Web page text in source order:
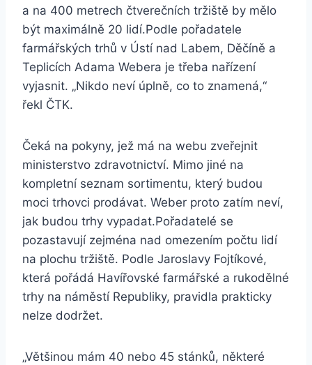
a na 400 metrech čtverečních tržiště by mělo
být maximálně 20 lidí.Podle pořadatele
farmářských trhů v Ústí nad Labem, Děčíně a
Teplicích Adama Webera je třeba nařízení
vyjasnit. „Nikdo neví úplně, co to znamená,“
řekl ČTK.
Čeká na pokyny, jež má na webu zveřejnit
ministerstvo zdravotnictví. Mimo jiné na
kompletní seznam sortimentu, který budou
moci trhovci prodávat. Weber proto zatím neví,
jak budou trhy vypadat.Pořadatelé se
pozastavují zejména nad omezením počtu lidí
na plochu tržiště. Podle Jaroslavy Fojtíkové,
která pořádá Havířovské farmářské a rukodělné
trhy na náměstí Republiky, pravidla prakticky
nelze dodržet.
„Většinou mám 40 nebo 45 stánků, některé